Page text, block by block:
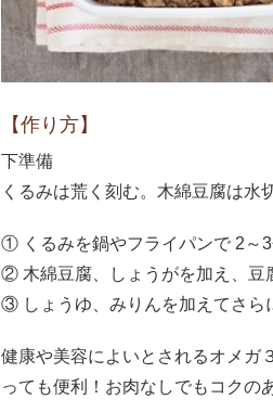
【作り方】
下準備
くるみは荒く刻む。木綿豆腐は水
① くるみを鍋やフライパンで 2～3
② 木綿豆腐、しょうがを加え、豆
③ しょうゆ、みりんを加えてさら
健康や美容によいとされるオメガ
っても便利！お肉なしでもコクの